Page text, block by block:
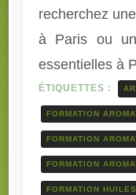
recherchez
à Paris ou
essentielles à
ÉTIQUETTES :
FORMATION
FORMATION
FORMATION
FORMATION